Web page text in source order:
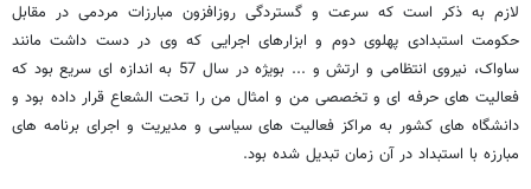
لازم به ذکر است که سرعت و گستردگی روزافزون مبارزات مردمی در مقابل
حکومت استبدادی پهلوی دوم و ابزارهای اجرایی که وی در دست داشت مانند
ساواک، نیروی انتظامی و ارتش و ... بویژه در سال 57 به اندازه ای سریع بود که
فعالیت های حرفه ای و تخصصی من و امثال من را تحت الشعاع قرار داده بود و
دانشگاه های کشور به مراکز فعالیت های سیاسی و مدیریت و اجرای برنامه های
مبارزه با استبداد در آن زمان تبدیل شده بود.